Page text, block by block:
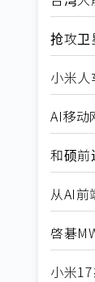
抢攻
小米
AI移动
和硕
从AI
啓碁
小米